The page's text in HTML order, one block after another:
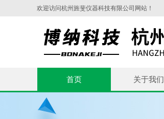
欢迎访问杭州旌斐仪器科技有限公司网站！
首页 关于我们